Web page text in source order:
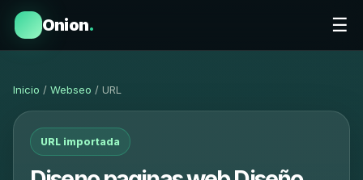
Onion. ☰
Inicio / Webseo / URL
URL importada